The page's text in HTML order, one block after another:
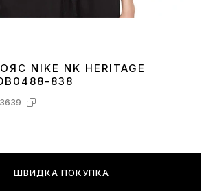
NIKE NK HERITAGE
838
ШВИДКА ПОКУПКА